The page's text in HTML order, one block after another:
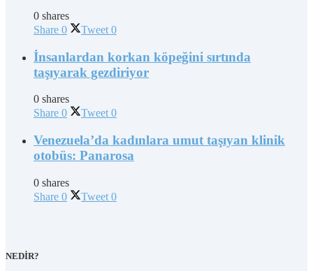
0 shares
Share 0 Tweet 0
İnsanlardan korkan köpeğini sırtında
taşıyarak gezdiriyor
0 shares
Share 0 Tweet 0
Venezuela’da kadınlara umut taşıyan klinik
otobüs: Panarosa
0 shares
Share 0 Tweet 0
NEDİR?